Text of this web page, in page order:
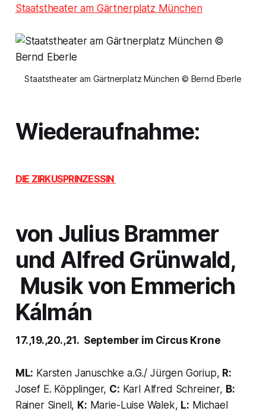
Staatstheater am Gärtnerplatz München
Staatstheater am Gärtnerplatz München © Bernd Eberle
Wiederaufnahme:
DIE ZIRKUSPRINZESSIN
von Julius Brammer
und Alfred Grünwald,
Musik von Emmerich
Kálmán
17.,19.,20.,21. September im Circus Krone
ML: Karsten Januschke a.G./ Jürgen Goriup, R:
Josef E. Köpplinger, C: Karl Alfred Schreiner, B:
Rainer Sinell, K: Marie-Luise Walek, L: Michael